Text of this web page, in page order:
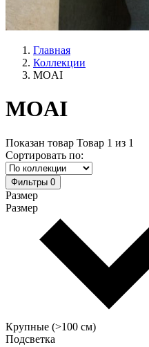
Главная
Коллекции
MOAI
MOAI
Показан товар Товар 1 из 1
Сортировать по:
Фильтры 0
Размер
Размер
Крупные (>100 см)
Подсветка